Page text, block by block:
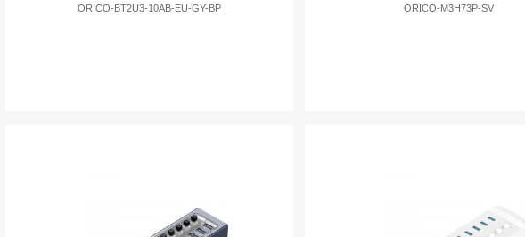
ORICO-BT2U3-10AB-EU-GY-BP ORICO-M3H73P-SV